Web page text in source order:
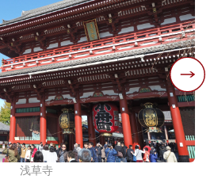
浅草寺